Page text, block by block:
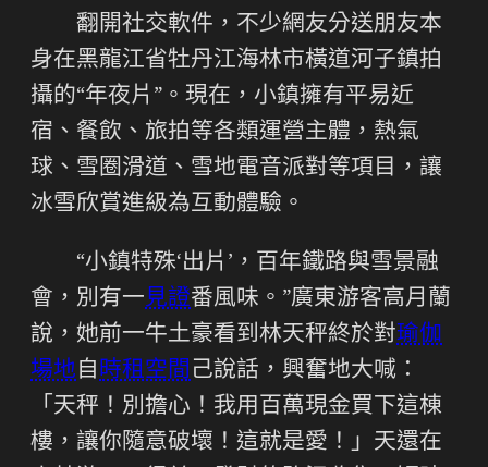
翻開社交軟件，不少網友分送朋友本
身在黑龍江省牡丹江海林市橫道河子鎮拍
攝的“年夜片”。現在，小鎮擁有平易近
宿、餐飲、旅拍等各類運營主體，熱氣
球、雪圈滑道、雪地電音派對等項目，讓
冰雪欣賞進級為互動體驗。
“小鎮特殊‘出片’，百年鐵路與雪景融
會，別有一見證番風味。”廣東游客高月蘭
說，她前一牛土豪看到林天秤終於對瑜伽
場地自時租空間 己說話，興奮地大喊：
「天秤！別擔心！我用百萬現金買下這棟
樓，讓你隨意破壞！這就是愛！」天還在